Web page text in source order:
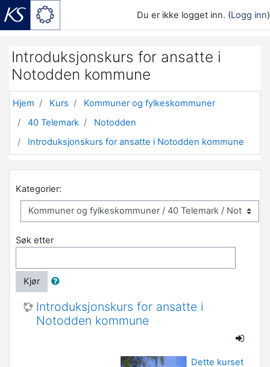
Du er ikke logget inn. (Logg inn)
Introduksjonskurs for ansatte i
Notodden kommune
Hjem Kurs
Kommuner og fylkeskommuner
40 Telemark
Notodden
Introduksjonskurs for ansatte i Notodden kommune
Kategorier:
Søk etter
Kjør
Introduksjonskurs for ansatte i
Notodden kommune
Dette kurset